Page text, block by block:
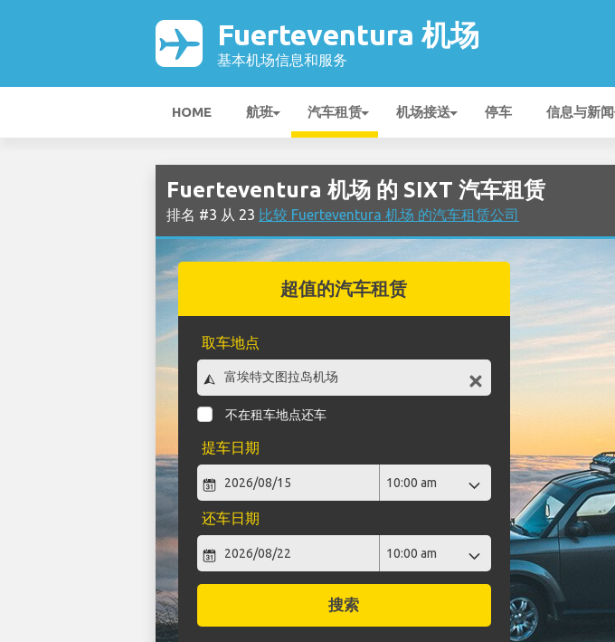
Fuerteventura 机场
基本机场信息和服务
HOME 航班 汽车租赁 机场接送 停车 信息与新闻
Fuerteventura 机场 的 SIXT 汽车租赁
排名 #3 从 23 比较 Fuerteventura 机场 的汽车租赁公司
超值的汽车租赁
取车地点
不在租车地点还车
提车日期
还车日期
搜索